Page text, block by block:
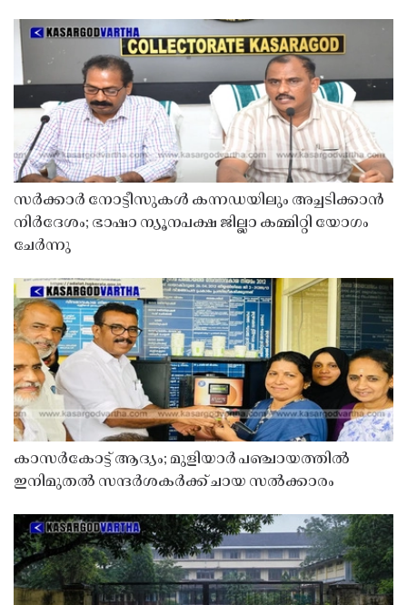
സർക്കാർ നോട്ടീസുകൾ കന്നഡയിലും അച്ചടിക്കാൻ
നിർദേശം; ഭാഷാ ന്യൂനപക്ഷ ജില്ലാ കമ്മിറ്റി യോഗം
ചേർന്നു
കാസർകോട്ട് ആദ്യം; മുളിയാർ പഞ്ചായത്തിൽ
ഇനിമുതൽ സന്ദർശകർക്ക് ചായ സൽക്കാരം